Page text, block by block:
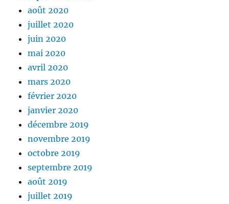
août 2020
juillet 2020
juin 2020
mai 2020
avril 2020
mars 2020
février 2020
janvier 2020
décembre 2019
novembre 2019
octobre 2019
septembre 2019
août 2019
juillet 2019